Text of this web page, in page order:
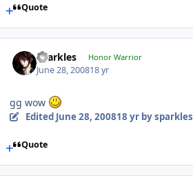
Quote
sparkles Honor Warrior
June 28, 200818 yr
gg wow
Edited June 28, 200818 yrby sparkles
Quote